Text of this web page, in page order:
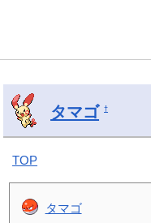
タマゴ †
TOP
タマゴ